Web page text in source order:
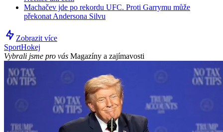
Machačev jde po rekordu UFC. Proti Garrymu může
překonat Andersona Silvu
Zobrazit více
SportHokej
Vybrali jsme pro vás Magazíny a zajímavosti